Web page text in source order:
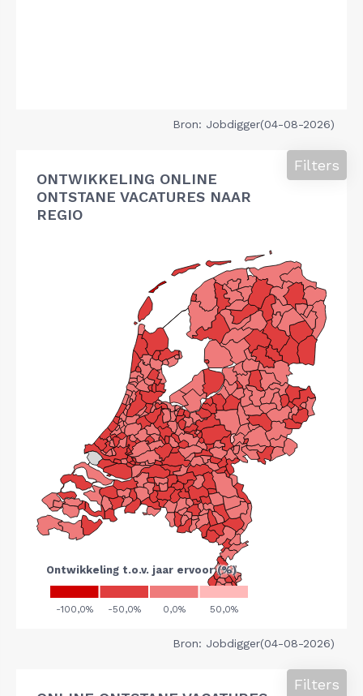
Bron: Jobdigger(04-08-2026)
ONTWIKKELING ONLINE
ONTSTANE VACATURES NAAR
REGIO
Filters
Bron: Jobdigger(04-08-2026)
Filters